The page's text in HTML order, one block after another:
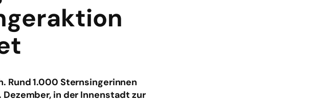
Rund 1.000 Sternsingerinnen
in der Innenstadt zur